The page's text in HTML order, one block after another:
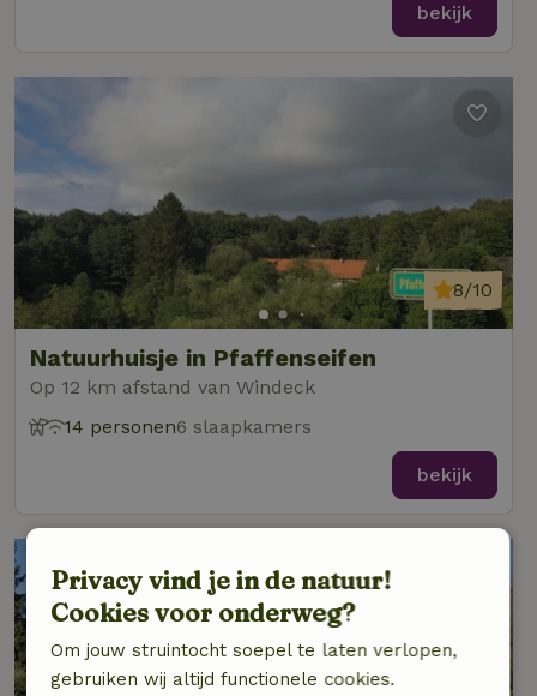
bekijk
Natuurhuisje in Pfaffenseifen
Op 12 km afstand van Windeck
8/10
14 personen6 slaapkamers
bekijk
Privacy vind je in de natuur!
Cookies voor onderweg?
Om jouw struintocht soepel te laten verlopen,
gebruiken wij altijd functionele cookies.